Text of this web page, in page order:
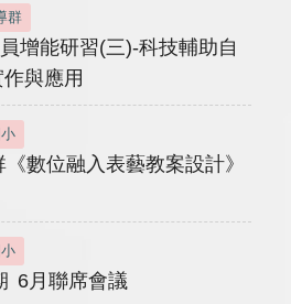
群
增能研習(三)-科技輔助自
與應用
數位融入表藝教案設計》
6月聯席會議